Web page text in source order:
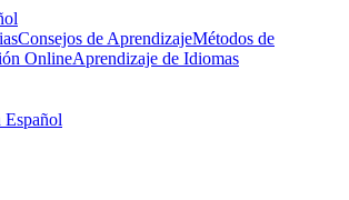
Consejos de AprendizajeMétodos de
OnlineAprendizaje de Idiomas
Español